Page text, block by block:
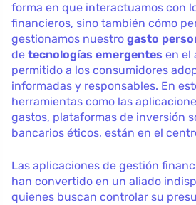
forma en que interactuamos con
financieros, sino también cómo
gestionamos nuestro gasto
de tecnologías emergentes en el
permitido a los consumidores
informadas y responsables. En
herramientas como las
gastos, plataformas de inversión
bancarios éticos, están en el
Las aplicaciones de gestión
han convertido en un aliado
quienes buscan controlar su